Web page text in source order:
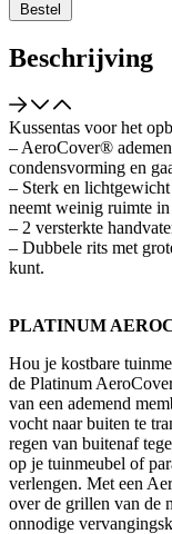
Bestel
Beschrijving
Kussentas voor het
– AeroCover®
condensvorming en
– Sterk en
neemt weinig ruimte
– 2 versterkte
– Dubbele rits met
kunt.
PLATINUM
Hou je kostbare
de Platinum
van een ademend
vocht naar buiten te
regen van buitenaf
op je tuinmeubel of
verlengen. Met een
over de grillen van de
onnodige